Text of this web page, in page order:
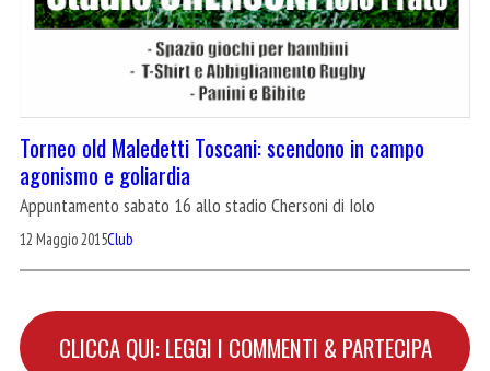
Torneo old Maledetti Toscani: scendono in campo
agonismo e goliardia
Appuntamento sabato 16 allo stadio Chersoni di Iolo
12 Maggio 2015Club
CLICCA QUI: LEGGI I COMMENTI & PARTECIPA